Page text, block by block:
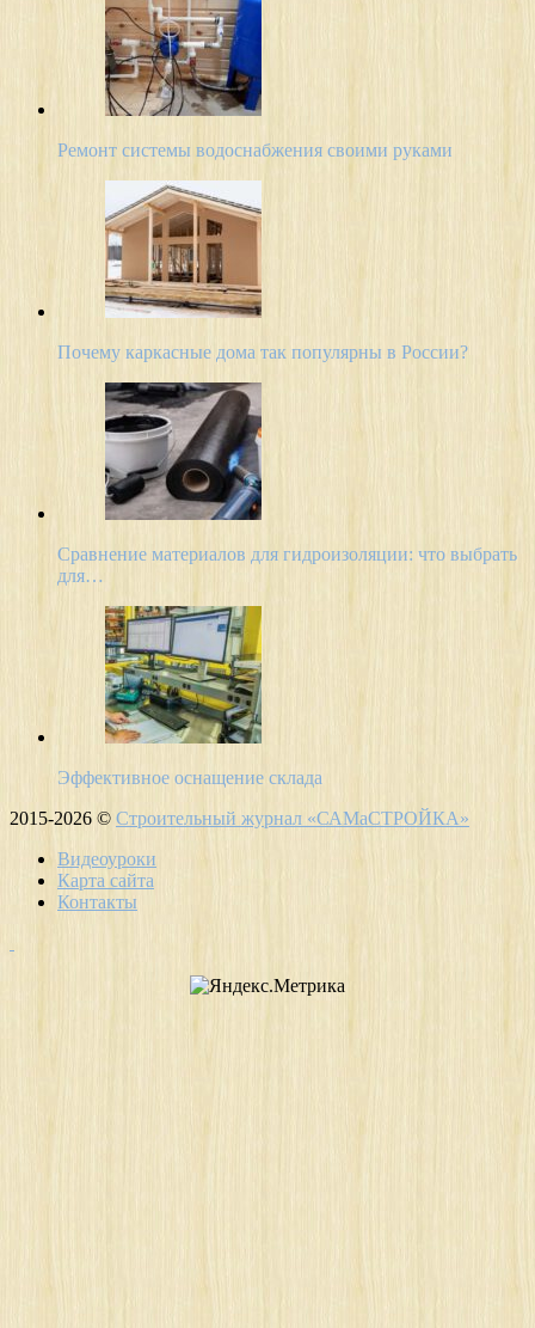
Ремонт системы водоснабжения своими руками
Почему каркасные дома так популярны в России?
Сравнение материалов для гидроизоляции: что выбрать
для…
Эффективное оснащение склада
2015-2026 © Строительный журнал «САМаСТРОЙКА»
Видеоуроки
Карта сайта
Контакты